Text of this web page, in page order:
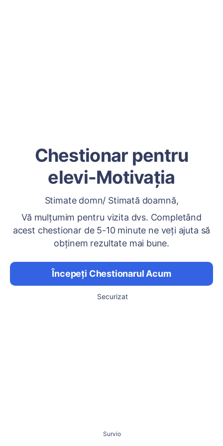
Chestionar pentru
elevi-Motivația
Stimate domn/ Stimată doamnă,
Vă mulțumim pentru vizita dvs. Completând
acest chestionar de 5-10 minute ne veți ajuta să
obținem rezultate mai bune.
Începeți Chestionarul Acum
Securizat
Survio